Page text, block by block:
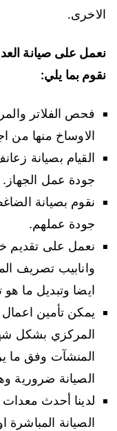
الاخرى.
نعمل على صيانة
نقوم بما يلي:
فحص الفلاتر
الاوساخ منها من
القيام بصيانة
جودة عمل الجهاز.
نقوم بصيانة
جودة عملهم.
نعمل على تقديم
وانابيب تصريف
ايضا وتبديل ما هو
يمكن تأمين اعمال
المركزي بشكل
المنشآت وفق ما
الصيانة ضرورية
لدينا أحدث
الصيانة المباشرة